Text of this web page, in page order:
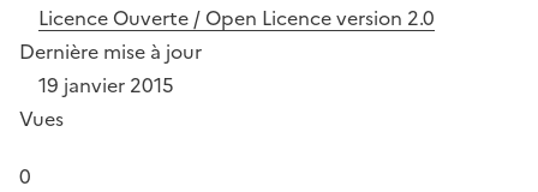
Licence Ouverte / Open Licence version 2.0
Dernière mise à jour
19 janvier 2015
Vues
0